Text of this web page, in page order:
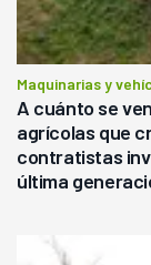
Maquinarias y
A cuánto se
agrícolas que
contratistas
última